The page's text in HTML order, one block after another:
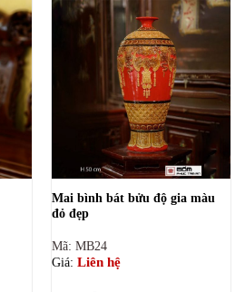
Mai bình bát bửu độ gia màu
đỏ đẹp
Mã: MB24
Giá: Liên hệ